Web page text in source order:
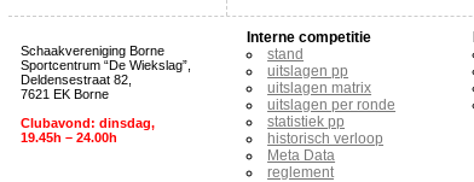
Schaakvereniging Borne
Sportcentrum “De Wiekslag”,
Deldensestraat 82,
7621 EK Borne
Clubavond: dinsdag,
19.45h – 24.00h
Interne competitie
stand
uitslagen pp
uitslagen matrix
uitslagen per ronde
statistiek pp
historisch verloop
Meta Data
reglement